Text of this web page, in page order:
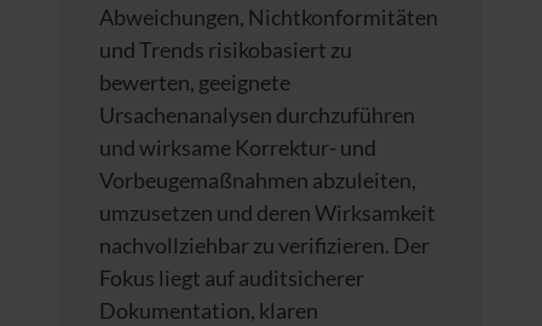
Abweichungen, Nichtkonformitäten
und Trends risikobasiert zu
bewerten, geeignete
Ursachenanalysen durchzuführen
und wirksame Korrektur- und
Vorbeugemaßnahmen abzuleiten,
umzusetzen und deren Wirksamkeit
nachvollziehbar zu verifizieren. Der
Fokus liegt auf auditsicherer
Dokumentation, klaren